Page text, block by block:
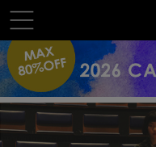
t
o
g
l
n